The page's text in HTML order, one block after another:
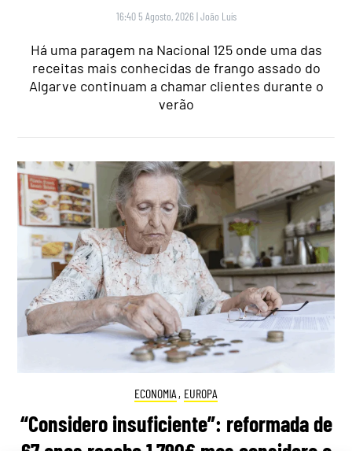
16:40 5 Agosto, 2026 |João Luís
Há uma paragem na Nacional 125 onde uma das
receitas mais conhecidas de frango assado do
Algarve continuam a chamar clientes durante o
verão
ECONOMIA , EUROPA
“Considero insuficiente”: reformada de